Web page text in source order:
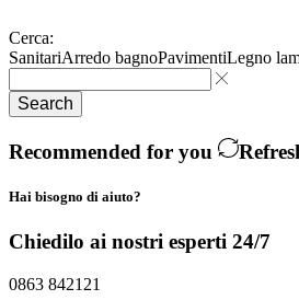
Cerca:
SanitariArredo bagnoPavimentiLegno
Search
Recommended for you
Hai bisogno di aiuto?
Chiedilo ai nostri esperti 24/7
0863 842121